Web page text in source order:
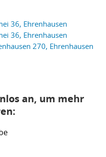
36, Ehrenhausen
36, Ehrenhausen
270, Ehrenhausen
an, um mehr